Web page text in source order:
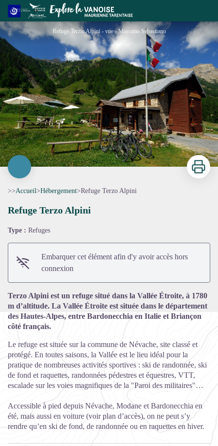
Refuge Terzo Alpini
Refuge Terzio Alpini - vue - Massimo Sebastiano
Voir l'image en plein écran
Imprimer
>>Accueil>Hébergement>Refuge Terzo Alpini
Refuge Terzo Alpini
Type : Refuges
Embarquer cet élément afin d'y avoir accès hors
connexion
Terzo Alpini est un refuge situé dans la Vallée Étroite, à 1780
m d’altitude. La Vallée Étroite est située dans le département
des Hautes-Alpes, entre Bardonecchia en Italie et Briançon
côté français.
Le refuge est située sur la commune de Névache, site classé et
protégé. En toutes saisons, la Vallée est le lieu idéal pour la
pratique de nombreuses activités sportives : ski de randonnée, ski
de fond et raquettes, randonnées pédestres et équestres, VTT,
escalade sur les voies magnifiques de la "Paroi des militaires"…
Accessible à pied depuis Névache, Modane et Bardonecchia en
été, mais aussi en voiture (voir plan d’accès), on ne peut s’y
rendre qu’en ski de fond, de randonnée ou en raquettes en hiver.